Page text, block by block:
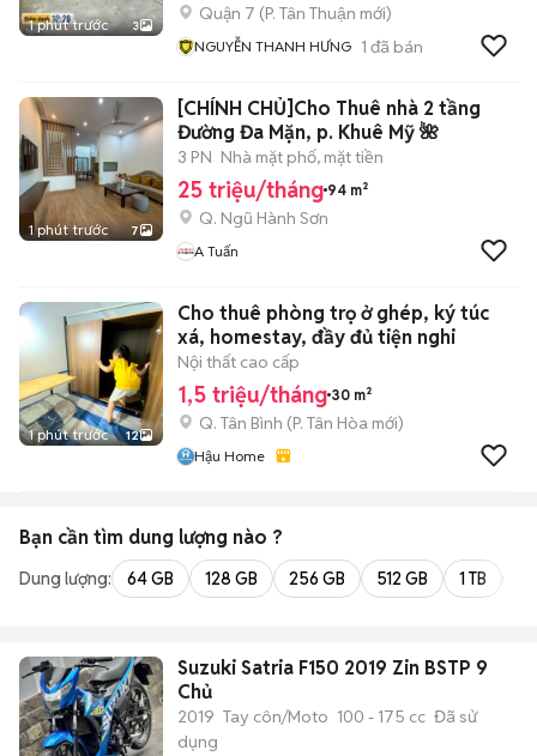
1 phút trước 3
Quận 7 (P. Tân Thuận mới)
NGUYỄN THANH HƯNG 1 đã bán
1 phút trước 7
[CHÍNH CHỦ]Cho Thuê nhà 2 tầng
Đường Đa Mặn, p. Khuê Mỹ 🌺
3 PN Nhà mặt phố, mặt tiền
25 triệu/tháng 94 m²
Q. Ngũ Hành Sơn
A Tuấn
1 phút trước 12
Cho thuê phòng trọ ở ghép, ký túc
xá, homestay, đầy đủ tiện nghi
Nội thất cao cấp
1,5 triệu/tháng 30 m²
Q. Tân Bình (P. Tân Hòa mới)
Hậu Home
Bạn cần tìm dung lượng nào ?
Dung lượng: 64 GB 128 GB 256 GB 512 GB 1 TB
Suzuki Satria F150 2019 Zin BSTP 9
Chủ
2019 Tay côn/Moto 100 - 175 cc Đã sử
dụng